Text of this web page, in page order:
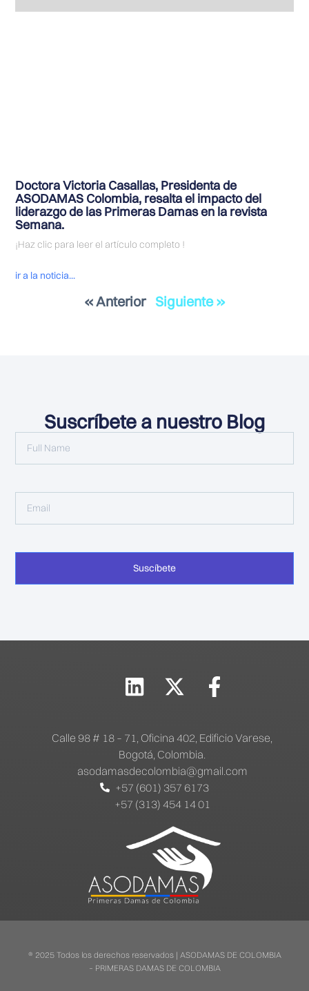
Doctora Victoria Casallas, Presidenta de
ASODAMAS Colombia, resalta el impacto del
liderazgo de las Primeras Damas en la revista
Semana.
¡Haz clic para leer el artículo completo !
ir a la noticia...
« Anterior Siguiente »
Suscríbete a nuestro Blog
Suscíbete
Calle 98 # 18 – 71, Oficina 402, Edificio Varese,
Bogotá, Colombia.
asodamasdecolombia@gmail.com
+57 (601) 357 6173
+57 (313) 454 14 01
® 2025 Todos los derechos reservados | ASODAMAS DE COLOMBIA
– PRIMERAS DAMAS DE COLOMBIA